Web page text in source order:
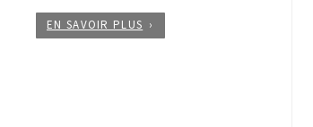
EN SAVOIR PLUS